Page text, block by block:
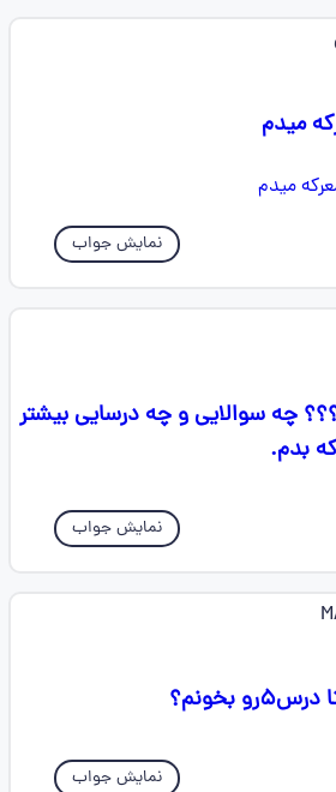
میدم
نمایش جواب
چه سوالایی و چه درسایی بیشتر
بدم.
نمایش جواب
بخونم؟
نمایش جواب